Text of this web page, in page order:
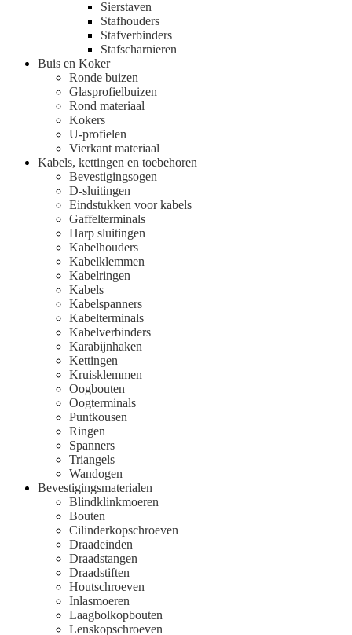
Sierstaven
Stafhouders
Stafverbinders
Stafscharnieren
Buis en Koker
Ronde buizen
Glasprofielbuizen
Rond materiaal
Kokers
U-profielen
Vierkant materiaal
Kabels, kettingen en toebehoren
Bevestigingsogen
D-sluitingen
Eindstukken voor kabels
Gaffelterminals
Harp sluitingen
Kabelhouders
Kabelklemmen
Kabelringen
Kabels
Kabelspanners
Kabelterminals
Kabelverbinders
Karabijnhaken
Kettingen
Kruisklemmen
Oogbouten
Oogterminals
Puntkousen
Ringen
Spanners
Triangels
Wandogen
Bevestigingsmaterialen
Blindklinkmoeren
Bouten
Cilinderkopschroeven
Draadeinden
Draadstangen
Draadstiften
Houtschroeven
Inlasmoeren
Laagbolkopbouten
Lenskopschroeven